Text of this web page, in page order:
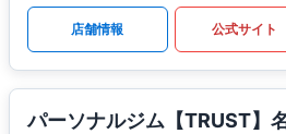
店舗情報 公式サイト
パーソナルジム【TRUST】